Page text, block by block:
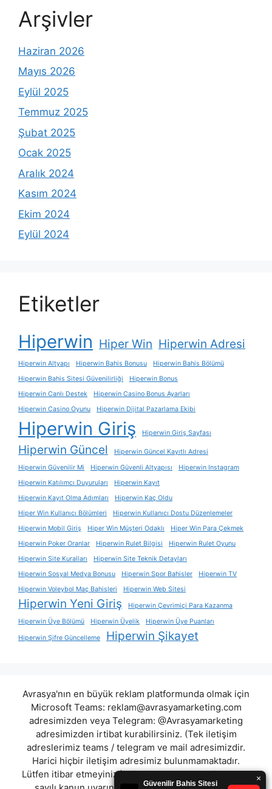
Arşivler
Haziran 2026
Mayıs 2026
Eylül 2025
Temmuz 2025
Şubat 2025
Ocak 2025
Aralık 2024
Kasım 2024
Ekim 2024
Eylül 2024
Etiketler
Hiperwin Hiper Win Hiperwin Adresi
Hiperwin Altyapı Hiperwin Bahis Bonusu
Hiperwin Bahis Bölümü
Hiperwin Bahis Sitesi Güvenilirliği
Hiperwin Bonus
Hiperwin Canlı Destek
Hiperwin Casino Bonus Ayarları
Hiperwin Casino Oyunu
Hiperwin Dijital Pazarlama Ekibi
Hiperwin Giriş Hiperwin Giriş Sayfası
Hiperwin Güncel
Hiperwin Güncel Kayıtlı Adresi
Hiperwin Güvenilir Mi
Hiperwin Güvenli Altyapısı
Hiperwin Instagram
Hiperwin Katılımcı Duyuruları
Hiperwin Kayıt
Hiperwin Kayıt Olma Adımları
Hiperwin Kaç Oldu
Hiper Win Kullanıcı Bölümleri
Hiperwin Kullanıcı Dostu Düzenlemeler
Hiperwin Mobil Giriş
Hiper Win Müşteri Odaklı
Hiper Win Para Çekmek
Hiperwin Poker Oranlar
Hiperwin Rulet Bilgisi
Hiperwin Rulet Oyunu
Hiperwin Site Kuralları
Hiperwin Site Teknik Detayları
Hiperwin Sosyal Medya Bonusu
Hiperwin Spor Bahisler
Hiperwin TV
Hiperwin Voleybol Maç Bahisleri
Hiperwin Web Sitesi
Hiperwin Yeni Giriş
Hiperwin Çevrimiçi Para Kazanma
Hiperwin Üye Bölümü
Hiperwin Üyelik Hiperwin Üye Puanları
Hiperwin Şifre Güncelleme Hiperwin Şikayet
Avrasya'nın en büyük reklam platformunda olmak için
Microsoft Teams: reklam@avrasyamarketing.com
adresimizden veya Telegram: @Avrasyamarketing
adresimizden irtibat kurabilirsiniz. (Tek iletişim
adreslerimiz teams / telegram ve mail adresimizdir.
Harici hiçbir iletişim adresimiz bulunmamaktadır.
Lütfen itibar etmeyiniz.) Türkiye yasalarına göre 7258